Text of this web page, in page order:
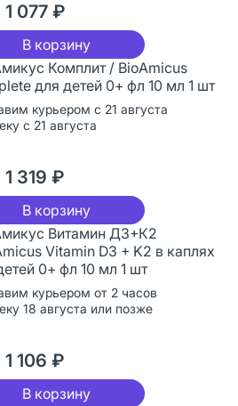
1 077 ₽
В корзину
Комплит / BioAmicus
для детей 0+ фл 10 мл 1 шт
курьером с 21 августа
с 21 августа
1 319 ₽
В корзину
Витамин Д3+К2
Vitamin D3 + K2 в каплях
0+ фл 10 мл 1 шт
курьером от 2 часов
18 августа или позже
1 106 ₽
В корзину